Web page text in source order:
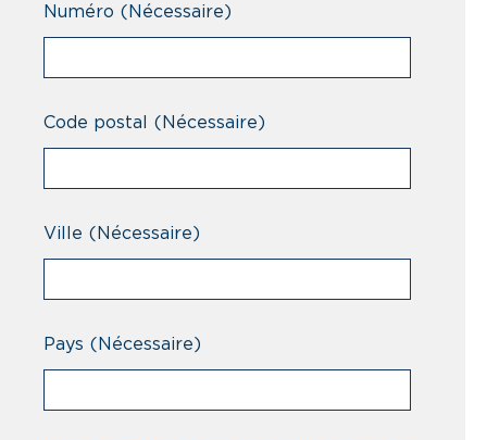
Numéro (Nécessaire)
Code postal (Nécessaire)
Ville (Nécessaire)
Pays (Nécessaire)